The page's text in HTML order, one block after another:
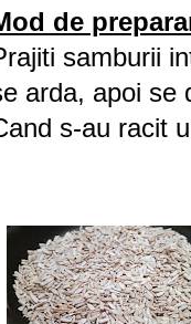
de
samburii
arda, apoi se
s-au racit